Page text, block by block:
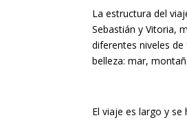
La estructura del
Sebastián y Vitoria,
diferentes niveles
belleza: mar,
El viaje es largo y